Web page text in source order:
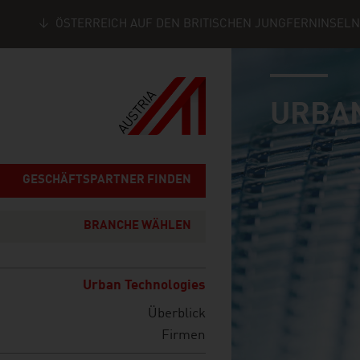
ÖSTERREICH AUF DEN BRITISCHEN JUNGFERNINSELN
GESCHÄFTSPARTNER FINDEN
BRANCHE WÄHLEN
Urban Technologies
Überblick
Firmen